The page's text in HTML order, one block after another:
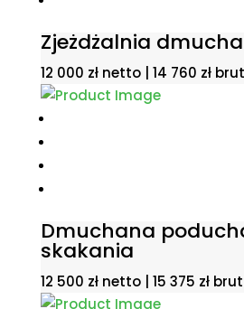
Zjeżdżalnia
12 000 zł netto | 14 760 zł
Dmuchana
skakania
12 500 zł netto | 15 375 zł